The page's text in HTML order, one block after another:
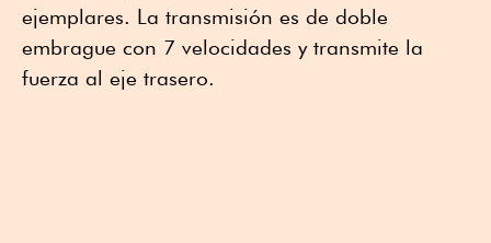
ejemplares. La transmisión es de doble
embrague con 7 velocidades y transmite la
fuerza al eje trasero.